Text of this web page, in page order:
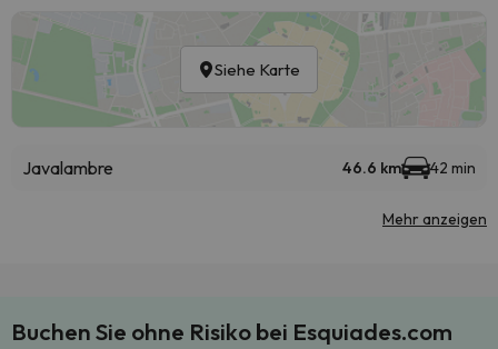
Siehe Karte
Javalambre 46.6 km 42 min
Mehr anzeigen
Buchen Sie ohne Risiko bei Esquiades.com